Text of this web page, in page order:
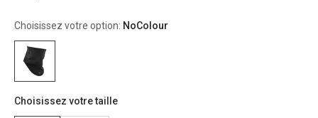
Choisissez votre option: NoColour
Choisissez votre taille